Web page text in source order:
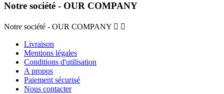
Notre société - OUR COMPANY
Notre société - OUR COMPANY  
Livraison
Mentions légales
Conditions d'utilisation
A propos
Paiement sécurisé
Nous contacter